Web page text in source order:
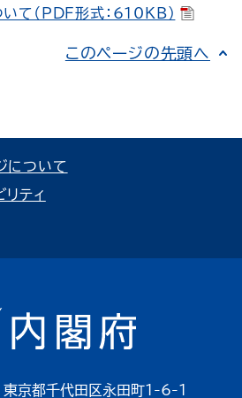
て（PDF形式：610KB）
このページの先頭へ
について
リティ
京都千代田区永田町1-6-1